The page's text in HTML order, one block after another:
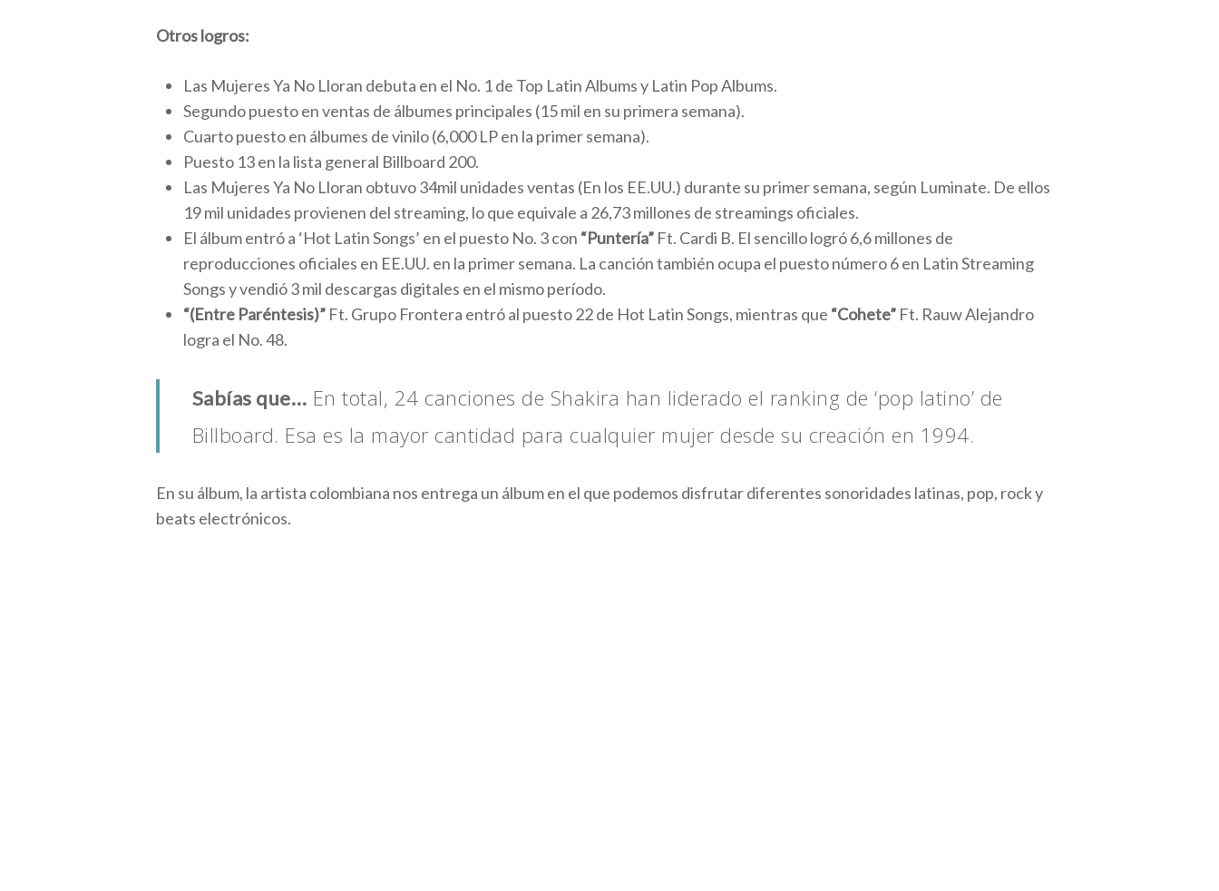
Otros logros:
Las Mujeres Ya No Lloran debuta en el No. 1 de Top Latin Albums y Latin Pop Albums.
Segundo puesto en ventas de álbumes principales (15 mil en su primera semana).
Cuarto puesto en álbumes de vinilo (6,000 LP en la primer semana).
Puesto 13 en la lista general Billboard 200.
Las Mujeres Ya No Lloran obtuvo 34mil unidades ventas (En los EE.UU.) durante su primer semana, según Luminate. De ellos
19 mil unidades provienen del streaming, lo que equivale a 26,73 millones de streamings oficiales.
El álbum entró a ‘Hot Latin Songs’ en el puesto No. 3 con “Puntería” Ft. Cardi B. El sencillo logró 6,6 millones de
reproducciones oficiales en EE.UU. en la primer semana. La canción también ocupa el puesto número 6 en Latin Streaming
Songs y vendió 3 mil descargas digitales en el mismo período.
“(Entre Paréntesis)” Ft. Grupo Frontera entró al puesto 22 de Hot Latin Songs, mientras que “Cohete” Ft. Rauw Alejandro
logra el No. 48.
Sabías que… En total, 24 canciones de Shakira han liderado el ranking de ‘pop latino’ de
Billboard. Esa es la mayor cantidad para cualquier mujer desde su creación en 1994.
En su álbum, la artista colombiana nos entrega un álbum en el que podemos disfrutar diferentes sonoridades latinas, pop, rock y
beats electrónicos.